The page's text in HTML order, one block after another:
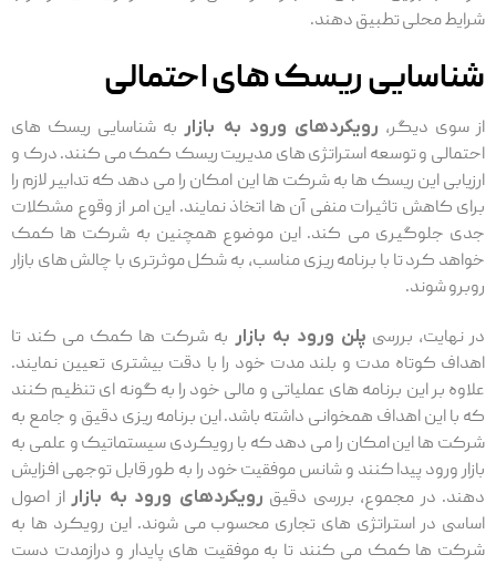
شرایط محلی تطبیق دهند.
شناسایی ریسک های احتمالی
از سوی دیگر، رویکردهای ورود به بازاربه شناسایی ریسک ‌های
احتمالی و توسعه استراتژی ‌های مدیریت ریسک کمک می ‌کنند. درک و
ارزیابی این ریسک ‌ها به شرکت ‌ها این امکان را می ‌دهد که تدابیر لازم را
برای کاهش تاثیرات منفی آن ها اتخاذ نمایند. این امر از وقوع مشکلات
جدی جلوگیری می کند. این موضوع همچنین به شرکت ‌ها کمک
خواهد کرد تا با برنامه ‌ریزی مناسب، به شکل موثرتری با چالش ‌های بازار
روبرو شوند.
در نهایت، بررسی پلن ورود به بازار به شرکت‌ ها کمک می ‌کند تا
اهداف کوتاه ‌مدت و بلند مدت خود را با دقت بیشتری تعیین نمایند.
علاوه بر این برنامه ‌های عملیاتی و مالی خود را به گونه ‌ای تنظیم کنند
که با این اهداف همخوانی داشته باشد. این برنامه ‌ریزی دقیق و جامع به
شرکت‌ ها این امکان را می ‌دهد که با رویکردی سیستماتیک و علمی به
بازار ورود پیدا کنند و شانس موفقیت خود را به طور قابل توجهی افزایش
دهند. در مجموع، بررسی دقیق رویکردهای ورود به بازار از اصول
اساسی در استراتژی‌ های تجاری محسوب می شوند. این رویکرد ها به
شرکت‌ ها کمک می‌ کنند تا به موفقیت‌ های پایدار و درازمدت دست